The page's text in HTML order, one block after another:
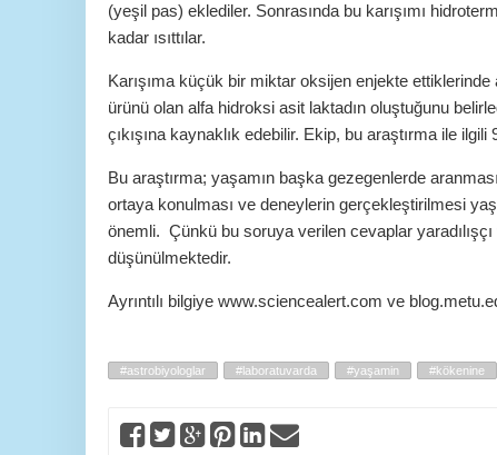
(yeşil pas) eklediler. Sonrasında bu karışımı
kadar ısıttılar.
Karışıma küçük bir miktar oksijen enjekte
ürünü olan alfa hidroksi asit laktadın oluştuğunu
çıkışına kaynaklık edebilir. Ekip, bu araştırma ile ilgili
Bu araştırma; yaşamın başka gezegenlerde
ortaya konulması ve deneylerin gerçekleştirilmesi
önemli. Çünkü bu soruya verilen cevaplar
düşünülmektedir.
Ayrıntılı bilgiye www.sciencealert.com ve
#astrobiyologlar #laboratuvarda #yaşamin #kökenine